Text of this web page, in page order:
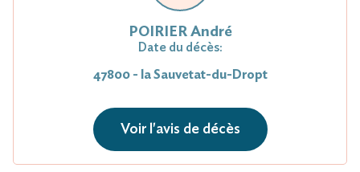
POIRIER André
Date du décès:
47800 - la Sauvetat-du-Dropt
Voir l'avis de décès